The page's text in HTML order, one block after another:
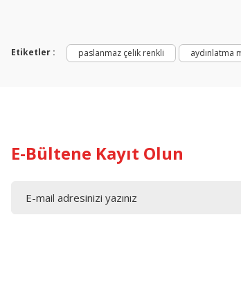
Etiketler : paslanmaz çelik renkli aydınlatma
E-Bültene Kayıt Olun